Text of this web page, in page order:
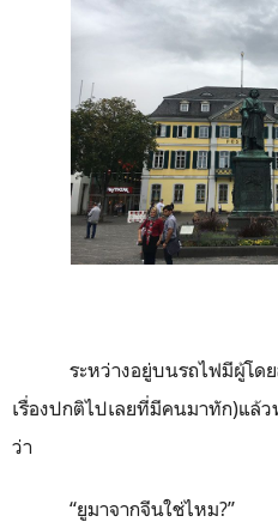
ระหว่างอยู่บนรถไฟมีผู้โด
เรื่องปกติไปเลยที่มีคนมาทัก)แล้
ว่า
“ยูมาจากจีนใช่ไหม?”